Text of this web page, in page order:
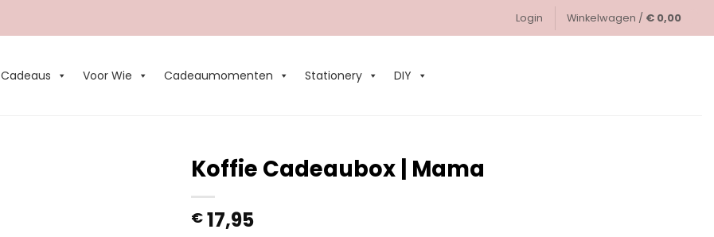
Login Winkelwagen / € 0,00
Cadeaus Voor Wie Cadeaumomenten Stationery DIY
Koffie Cadeaubox | Mama
€ 17,95